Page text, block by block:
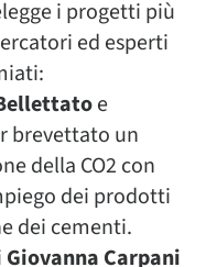
i progetti più
ed esperti
e
brevettato un
della CO2 con
dei prodotti
dei cementi.
Giovanna Carpani